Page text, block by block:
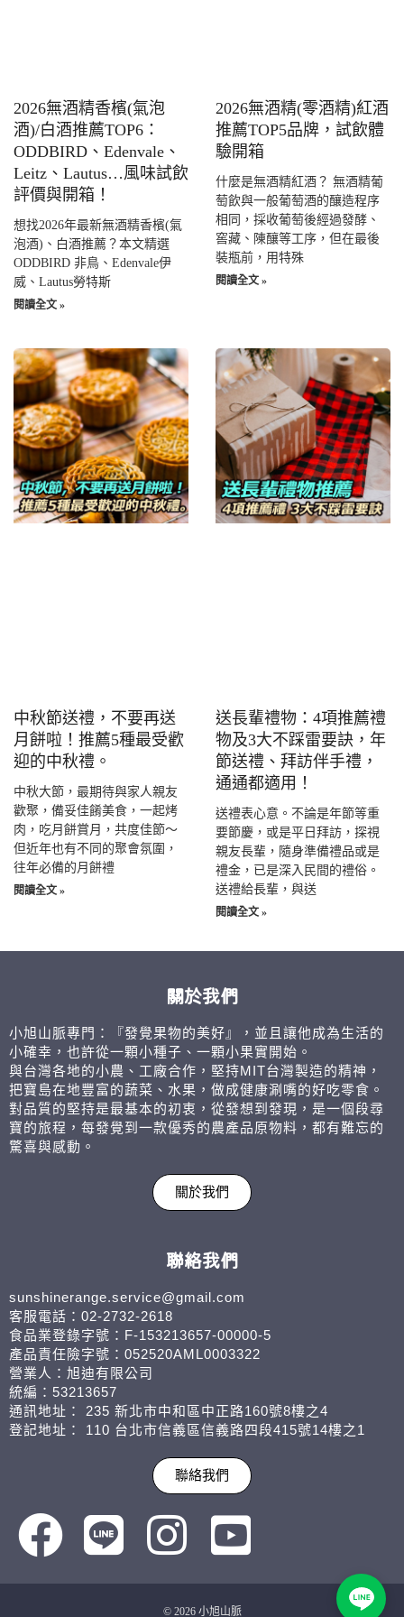
2026無酒精香檳(氣泡
酒)/白酒推薦TOP6：
ODDBIRD、Edenvale、
Leitz、Lautus…風味試飲
評價與開箱！
想找2026年最新無酒精香檳(氣
泡酒)、白酒推薦？本文精選
ODDBIRD 非鳥、Edenvale伊
威、Lautus勞特斯
閱讀全文 »
2026無酒精(零酒精)紅酒
推薦TOP5品牌，試飲體
驗開箱
什麼是無酒精紅酒？ 無酒精葡
萄飲與一般葡萄酒的釀造程序
相同，採收葡萄後經過發酵、
窖藏、陳釀等工序，但在最後
裝瓶前，用特殊
閱讀全文 »
中秋節送禮，不要再送
月餅啦！推薦5種最受歡
迎的中秋禮。
中秋大節，最期待與家人親友
歡聚，備妥佳餚美食，一起烤
肉，吃月餅賞月，共度佳節～
但近年也有不同的聚會氛圍，
往年必備的月餅禮
閱讀全文 »
送長輩禮物：4項推薦禮
物及3大不踩雷要訣，年
節送禮、拜訪伴手禮，
通通都適用！
送禮表心意。不論是年節等重
要節慶，或是平日拜訪，探視
親友長輩，隨身準備禮品或是
禮金，已是深入民間的禮俗。
送禮給長輩，與送
閱讀全文 »
關於我們
小旭山脈專門：『發覺果物的美好』，並且讓他成為生活的
小確幸，也許從一顆小種子、一顆小果實開始。
與台灣各地的小農、工廠合作，堅持MIT台灣製造的精神，
把寶島在地豐富的蔬菜、水果，做成健康涮嘴的好吃零食。
對品質的堅持是最基本的初衷，從發想到發現，是一個段尋
寶的旅程，每發覺到一款優秀的農產品原物料，都有難忘的
驚喜與感動。
關於我們
聯絡我們
sunshinerange.service@gmail.com
客服電話：02-2732-2618
食品業登錄字號：F-153213657-00000-5
產品責任險字號：052520AML0003322
營業人：旭迪有限公司
統編：53213657
通訊地址： 235 新北市中和區中正路160號8樓之4
登記地址： 110 台北市信義區信義路四段415號14樓之1
聯絡我們
© 2026 小旭山脈